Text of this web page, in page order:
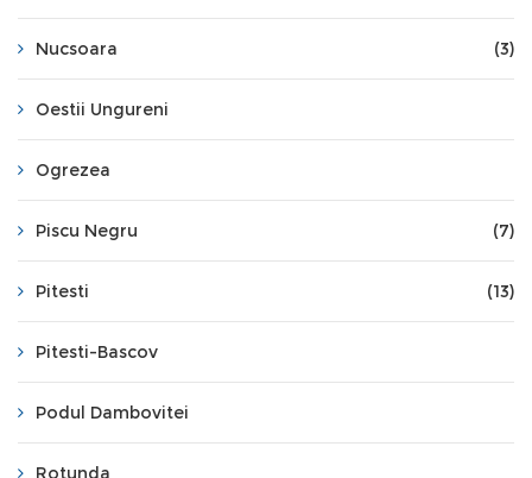
Nucsoara (3)
Oestii Ungureni
Ogrezea
Piscu Negru (7)
Pitesti (13)
Pitesti-Bascov
Podul Dambovitei
Rotunda